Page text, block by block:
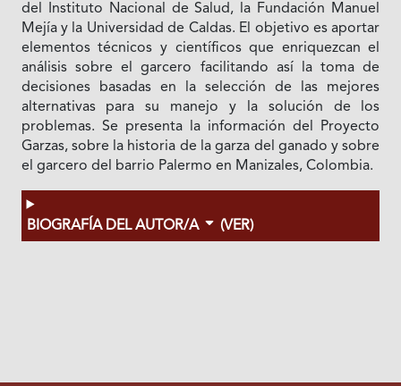
del Instituto Nacional de Salud, la Fundación Manuel
Mejía y la Universidad de Caldas. El objetivo es aportar
elementos técnicos y científicos que enriquezcan el
análisis sobre el garcero facilitando así la toma de
decisiones basadas en la selección de las mejores
alternativas para su manejo y la solución de los
problemas. Se presenta la información del Proyecto
Garzas, sobre la historia de la garza del ganado y sobre
el garcero del barrio Palermo en Manizales, Colombia.
BIOGRAFÍA DEL AUTOR/A (VER)